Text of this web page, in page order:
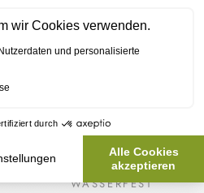
ABDECKENDER
CONCEALER
WASSERFEST